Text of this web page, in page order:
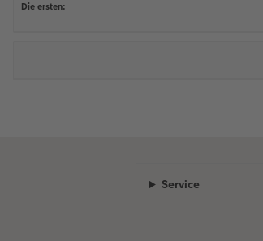
Die ersten:
Service